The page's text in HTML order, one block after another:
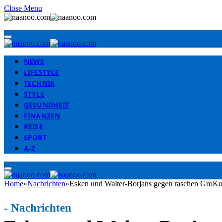
Close Menu
NEWS
LIFESTYLE
TECHNIK
STYLE
GESUNDHEIT
FINANZEN
REISE
SPORT
A-Z
Home»Nachrichten»Esken und Walter-Borjans gegen raschen
- Nachrichten